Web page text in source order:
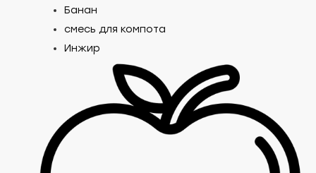
Банан
смесь для компота
Инжир